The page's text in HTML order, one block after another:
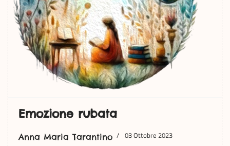
Emozione rubata
Anna Maria Tarantino 03 Ottobre 2023